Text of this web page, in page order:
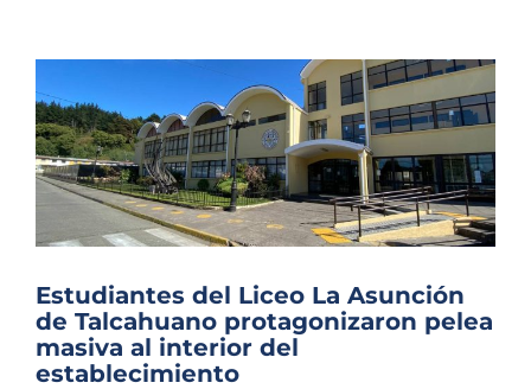
Estudiantes del Liceo La Asunción
de Talcahuano protagonizaron pelea
masiva al interior del
establecimiento